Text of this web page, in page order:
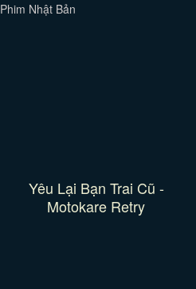
Phim Nhật Bản
Yêu Lại Bạn Trai Cũ -
Motokare Retry